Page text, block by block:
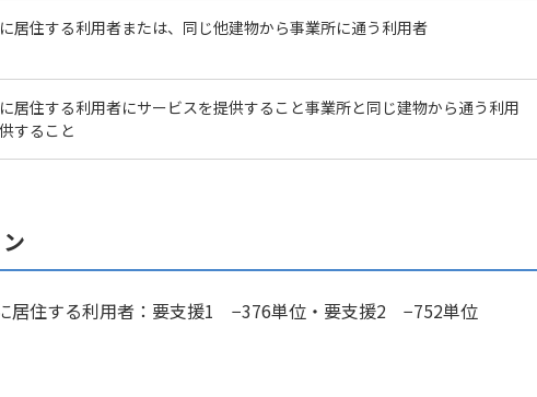
居住する利用者または、同じ他建物から事業所に通う利用者
居住する利用者にサービスを提供すること事業所と同じ建物から通う利用
すること
居住する利用者：要支援1 −376単位・要支援2 −752単位